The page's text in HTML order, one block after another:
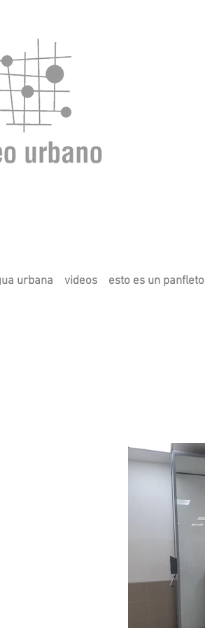
urbana videos esto es un panfleto